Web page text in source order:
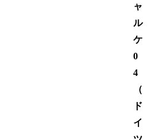
ャ
ル
ケ
0
4
（
ド
イ